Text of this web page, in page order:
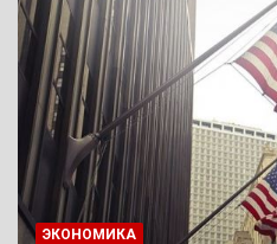
ЭКОНОМИКА